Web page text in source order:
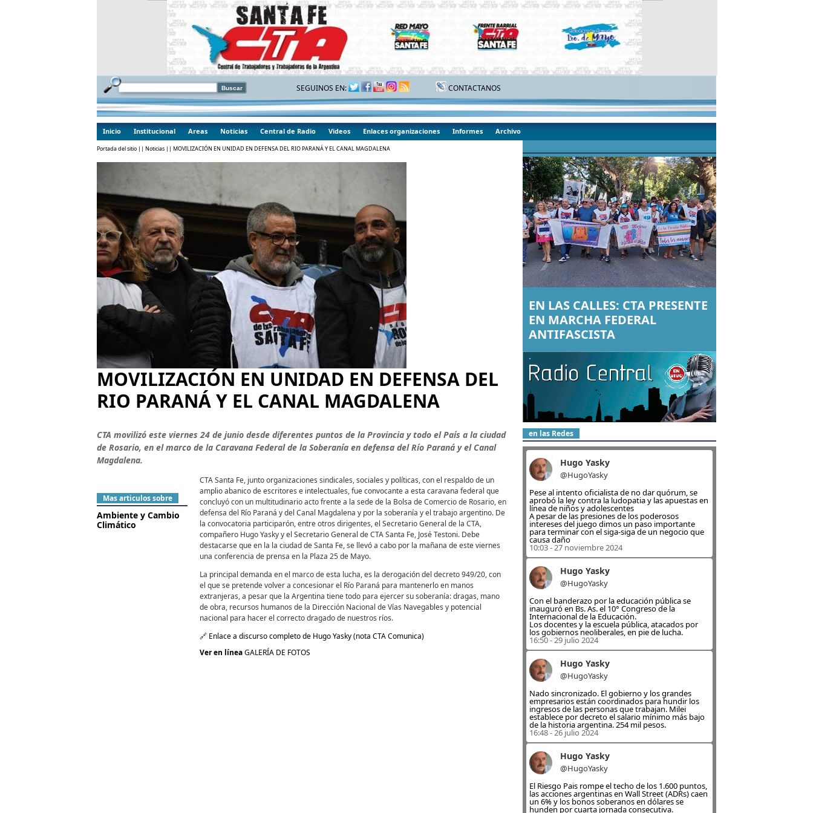
SEGUINOS EN: CONTACTANOS
Inicio Institucional Areas Noticias Central de Radio Videos Enlaces organizaciones Informes Archivo
EN LAS CALLES: CTA PRESENTE
EN MARCHA FEDERAL
ANTIFASCISTA
en las Redes
Hugo Yasky
@HugoYasky
Pese al intento oficialista de no dar quórum, se
aprobó la ley contra la ludopatia y las apuestas en
línea de niños y adolescentes
A pesar de las presiones de los poderosos
intereses del juego dimos un paso importante
para terminar con el siga-siga de un negocio que
causa daño
10:03 - 27 noviembre 2024
Hugo Yasky
@HugoYasky
Con el banderazo por la educación pública se
inauguró en Bs. As. el 10° Congreso de la
Internacional de la Educación.
Los docentes y la escuela pública, atacados por
los gobiernos neoliberales, en pie de lucha.
16:50 - 29 julio 2024
Hugo Yasky
@HugoYasky
Nado sincronizado. El gobierno y los grandes
empresarios están coordinados para hundir los
ingresos de las personas que trabajan. Milei
establece por decreto el salario mínimo más bajo
de la historia argentina. 254 mil pesos.
16:48 - 26 julio 2024
Hugo Yasky
@HugoYasky
El Riesgo Pais rompe el techo de los 1.600 puntos,
las acciones argentinas en Wall Street (ADRs) caen
un 6% y los bonos soberanos en dólares se
hunden por cuarta jornada consecutiva.
Portada del sitio || Noticias || MOVILIZACIÓN EN UNIDAD EN DEFENSA DEL RIO PARANÁ Y EL CANAL MAGDALENA
MOVILIZACIÓN EN UNIDAD EN DEFENSA DEL
RIO PARANÁ Y EL CANAL MAGDALENA
CTA movilizó este viernes 24 de junio desde diferentes puntos de la Provincia y todo el País a la ciudad
de Rosario, en el marco de la Caravana Federal de la Soberanía en defensa del Río Paraná y el Canal
Magdalena.
Mas articulos sobre
Ambiente y Cambio
Climático
CTA Santa Fe, junto organizaciones sindicales, sociales y políticas, con el respaldo de un
amplio abanico de escritores e intelectuales, fue convocante a esta caravana federal que
concluyó con un multitudinario acto frente a la sede de la Bolsa de Comercio de Rosario, en
defensa del Río Paraná y del Canal Magdalena y por la soberanía y el trabajo argentino. De
la convocatoria participarón, entre otros dirigentes, el Secretario General de la CTA,
compañero Hugo Yasky y el Secretario General de CTA Santa Fe, José Testoni. Debe
destacarse que en la la ciudad de Santa Fe, se llevó a cabo por la mañana de este viernes
una conferencia de prensa en la Plaza 25 de Mayo.
La principal demanda en el marco de esta lucha, es la derogación del decreto 949/20, con
el que se pretende volver a concesionar el Río Paraná para mantenerlo en manos
extranjeras, a pesar que la Argentina tiene todo para ejercer su soberanía: dragas, mano
de obra, recursos humanos de la Dirección Nacional de Vías Navegables y potencial
nacional para hacer el correcto dragado de nuestros ríos.
🔗 Enlace a discurso completo de Hugo Yasky (nota CTA Comunica)
Ver en líneaGALERÍA DE FOTOS